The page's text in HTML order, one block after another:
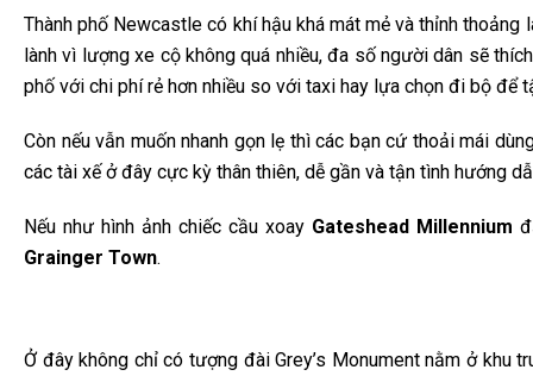
Thành phố Newcastle có khí hậu khá mát mẻ và thỉnh
lành vì lượng xe cộ không quá nhiều, đa số người dân sẽ
phố với chi phí rẻ hơn nhiều so với taxi hay lựa chọn đi bộ để
Còn nếu vẫn muốn nhanh gọn lẹ thì các bạn cứ thoải mái
các tài xế ở đây cực kỳ thân thiên, dễ gần và tận tình hướng
Nếu như hình ảnh chiếc cầu xoay Gateshead Millennium
Grainger Town.
Ở đây không chỉ có tượng đài Grey’s Monument nằm ở khu